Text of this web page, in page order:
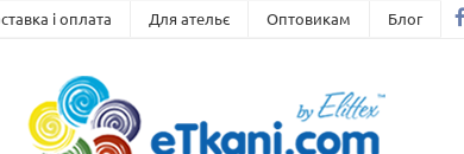
і оплата Для ательє Оптовикам Блог